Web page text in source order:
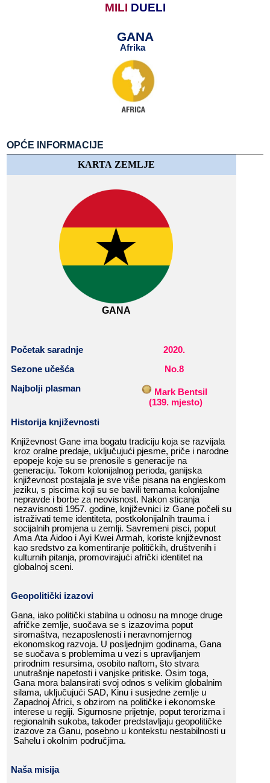
MILI DUELI
GANA
Afrika​​
OPĆE​​ INFORMACIJE
KARTA​​ ZEMLJE
GANA
Početak ​​saradnje 2020.
Sezone​​ učešća
No.8
Najbolji​​ plasman
Mark​​ Bentsil
(139.​​ mjesto)
Historija​​ književnosti
Književnost​​ Gane​​ ima​​ bogatu​​ tradiciju​​ koja​​ se​​ razvijala​​
kroz​​ oralne​​ predaje,​​ uključujući​​ pjesme,​​ priče​​ i​​ narodne​​
epopeje​​ koje​​ su​​ se​​ prenosile​​ s​​ generacije​​ na​​
generaciju.​​ Tokom​​ kolonijalnog​​ perioda,​​ ganijska​​
književnost​​ postajala​​ je​​ sve​​ više​​ pisana​​ na​​ engleskom​​
jeziku,​​ s​​ piscima​​ koji​​ su​​ se​​ bavili​​ temama​​ kolonijalne​​
nepravde​​ i​​ borbe​​ za​​ neovisnost.​​ Nakon​​ sticanja​​
nezavisnosti​​ 1957.​​ godine,​​ književnici​​ iz​​ Gane​​ počeli​​ su​​
istraživati​​ teme​​ identiteta,​​ postkolonijalnih​​ trauma​​ i​​
socijalnih​​ promjena​​ u​​ zemlji.​​ Savremeni​​ pisci,​​ poput​​
Ama​​ Ata​​ Aidoo​​ i​​ Ayi​​ Kwei​​ Armah,​​ koriste​​ književnost​​
kao​​ sredstvo​​ za​​ komentiranje​​ političkih,​​ društvenih​​ i​​
kulturnih​​ pitanja,​​ promovirajući​​ afrički​​ identitet​​ na​​
globalnoj​​ sceni.
Geopolitički​​ izazovi
Gana,​​ iako​​ politički​​ stabilna​​ u​​ odnosu​​ na​​ mnoge​​ druge​​
afričke​​ zemlje,​​ suočava​​ se​​ s​​ izazovima​​ poput​​
siromaštva,​​ nezaposlenosti​​ i​​ neravnomjernog​​
ekonomskog​​ razvoja.​​ U​​ posljednjim​​ godinama,​​ Gana​​
se​​ suočava​​ s​​ problemima​​ u​​ vezi​​ s​​ upravljanjem​​
prirodnim​​ resursima,​​ osobito​​ naftom,​​ što​​ stvara​​
unutrašnje​​ napetosti​​ i​​ vanjske​​ pritiske.​​ Osim​​ toga,​​
Gana​​ mora​​ balansirati​​ svoj​​ odnos​​ s​​ velikim​​ globalnim​​
silama,​​ uključujući​​ SAD,​​ Kinu​​ i​​ susjedne​​ zemlje​​ u​​
Zapadnoj​​ Africi,​​ s​​ obzirom​​ na​​ političke​​ i​​ ekonomske​​
interese​​ u​​ regiji.​​ Sigurnosne​​ prijetnje,​​ poput​​ terorizma​​ i​​
regionalnih​​ sukoba,​​ također​​ predstavljaju​​ geopolitičke​​
izazove​​ za​​ Ganu,​​ posebno​​ u​​ kontekstu​​ nestabilnosti​​ u​​
Sahelu​​ i​​ okolnim​​ područjima.
Naša​​ misija